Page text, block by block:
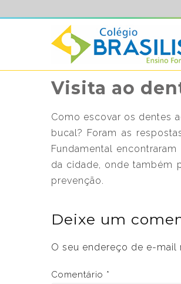
Visita ao
Como escovar os dentes
bucal? Foram as
Fundamental
da cidade, onde também
prevenção.
Deixe um
O seu endereço de e-mail
Comentário *